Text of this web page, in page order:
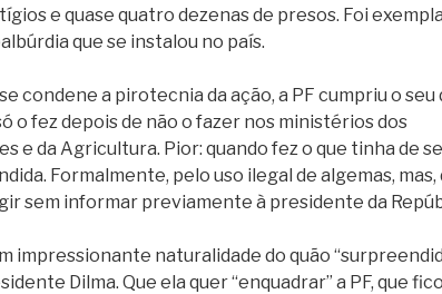
e quase quatro dezenas de presos. Foi
que se instalou no país.
condene a pirotecnia da ação, a PF cumpriu o seu
o fez depois de não o fazer nos ministérios dos
e da Agricultura. Pior: quando fez o que tinha de
Formalmente, pelo uso ilegal de algemas, mas,
sem informar previamente à presidente da
impressionante naturalidade do quão
Dilma. Que ela quer “enquadrar” a PF, que